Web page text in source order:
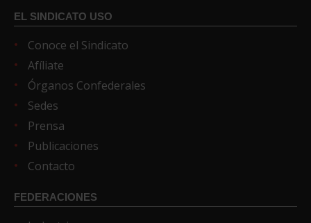
EL SINDICATO USO
Conoce el Sindicato
Afíliate
Órganos Confederales
Sedes
Prensa
Publicaciones
Contacto
FEDERACIONES